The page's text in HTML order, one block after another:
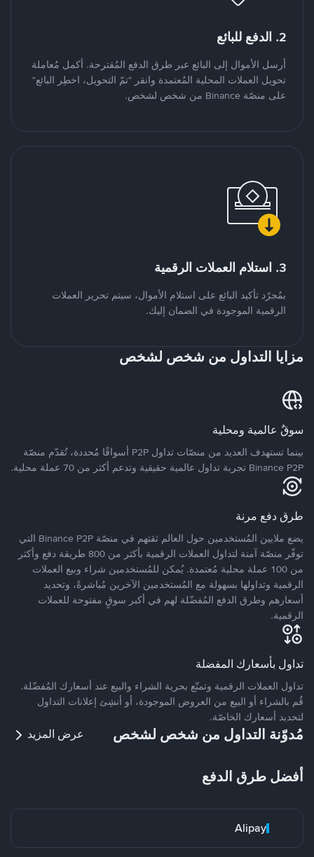
2. الدفع للبائع
أرسل الأموال إلى البائع عبر طرق الدفع المُقترحة. أكمل مُعاملة
تحويل العملات المحلية المُعتمدة وانقر "تمّ التحويل، اخطِر البائع"
على منصّة Binance من شخص لشخص.
3. استلام العملات الرقمية
بمُجرّد تأكيد البائع على استلام الأموال، سيتم تحرير العملات
الرقمية الموجودة في الضمان إليك.
مزايا التداول من شخص لشخص
سوقٌ عالمية ومحلية
بينما تستهدف العديد من منصّات تداول P2P أسواقًا مُحددة، تُقدّم منصّة
Binance P2P تجربة تداول عالمية حقيقية وتدعم أكثر من 70 عملة محلية.
طرق دفع مرنة
يضع ملايين المُستخدمين حول العالم ثقتهم في منصّة Binance P2P التي
توفّر منصّة آمنة لتداول العملات الرقمية بأكثر من 800 طريقة دفع وأكثر
من 100 عملة محلية مُعتمدة. يُمكن للمُستخدمين شراء وبيع العملات
الرقمية وتداولها بسهولة مع المُستخدمين الآخرين مُباشرةً، وتحديد
أسعارهم وطرق الدفع المُفضّلة لهم في أكبر سوقٍ مفتوحة للعملات
الرقمية.
تداول بأسعارك المفضلة
تداول العملات الرقمية وتمتّع بحرية الشراء والبيع عند أسعارك المُفضّلة.
قُم بالشراء أو البيع من العروض الموجودة، أو أنشِئ إعلانات التداول
لتحديد أسعارك الخاصّة.
مُدوّنة التداول من شخص لشخص عرض المزيد
أفضل طرق الدفع
Alipay